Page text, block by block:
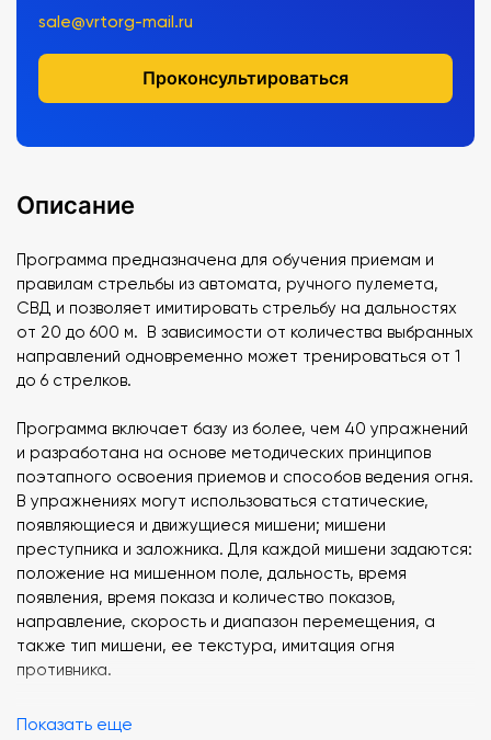
sale@vrtorg-mail.ru
Проконсультироваться
Описание
Программа предназначена для обучения приемам и
правилам стрельбы из автомата, ручного пулемета,
СВД и позволяет имитировать стрельбу на дальностях
от 20 до 600 м. В зависимости от количества выбранных
направлений одновременно может тренироваться от 1
до 6 стрелков.
Программа включает базу из более, чем 40 упражнений
и разработана на основе методических принципов
поэтапного освоения приемов и способов ведения огня.
В упражнениях могут использоваться статические,
появляющиеся и движущиеся мишени; мишени
преступника и заложника. Для каждой мишени задаются:
положение на мишенном поле, дальность, время
появления, время показа и количество показов,
направление, скорость и диапазон перемещения, а
также тип мишени, ее текстура, имитация огня
противника.
В базу могут быть добавлены новые упражнения,
Показать еще